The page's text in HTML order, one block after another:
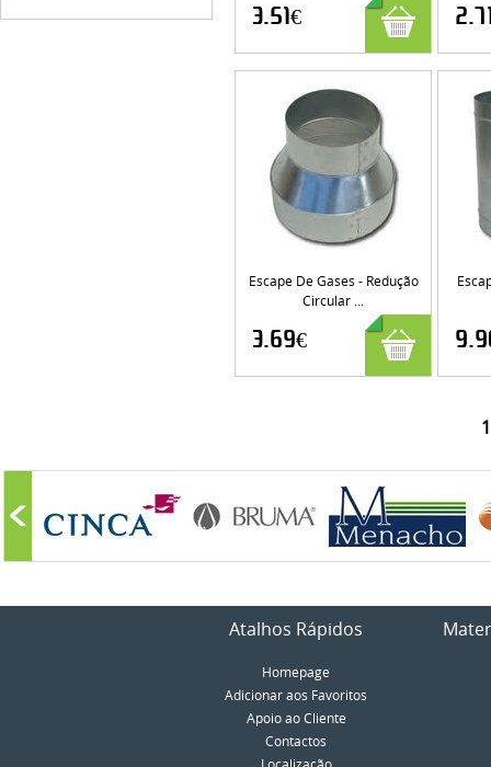
3.51€
Escape De Gases - Redução
Circular ...
3.69€
1
Atalhos Rápidos
Homepage
Adicionar aos Favoritos
Apoio ao Cliente
Contactos